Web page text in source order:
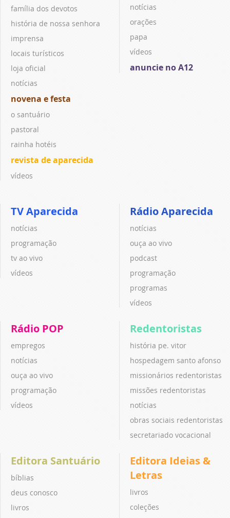
família dos devotos
história de nossa senhora
imprensa
locais turísticos
loja oficial
notícias
novena e festa
o santuário
pastoral
rainha hotéis
revista de aparecida
vídeos
notícias
orações
papa
vídeos
anuncie no A12
TV Aparecida
notícias
programação
tv ao vivo
vídeos
Rádio Aparecida
notícias
ouça ao vivo
podcast
programação
programas
vídeos
Rádio POP
empregos
notícias
ouça ao vivo
programação
vídeos
Redentoristas
história pe. vitor
hospedagem santo afonso
missionários redentoristas
missões redentoristas
notícias
obras sociais redentoristas
secretariado vocacional
Editora Santuário
bíblias
deus conosco
livros
Editora Ideias &
Letras
livros
coleções